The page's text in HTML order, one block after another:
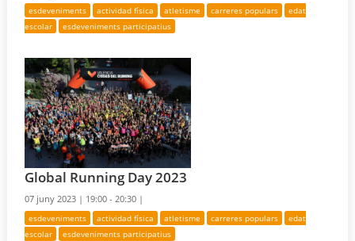
esdeveniments actividad física atletisme carreres populars
edat
escolar
esdeveniments participatius
Global Running Day 2023
07 juny 2023 | 19:00 - 20:30 |
esdeveniments actividad física atletisme carreres populars
edat
escolar
esdeveniments participatius